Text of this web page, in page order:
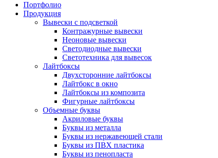
Портфолио
Продукция
Вывески с подсветкой
Контражурные вывески
Неоновые вывески
Светодиодные вывески
Светотехника для вывесок
Лайтбоксы
Двухсторонние лайтбоксы
Лайтбокс в окно
Лайтбоксы из композита
Фигурные лайтбоксы
Объемные буквы
Акриловые буквы
Буквы из металла
Буквы из нержавеющей стали
Буквы из ПВХ пластика
Буквы из пенопласта